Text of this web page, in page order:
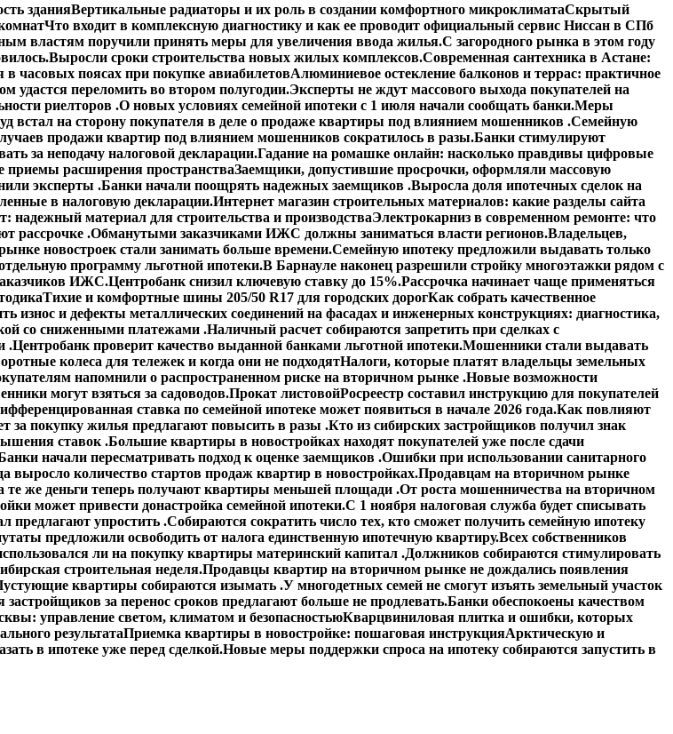
зданияВертикальные радиаторы и их роль в создании комфортного микроклиматаСкрытый
Что входит в комплексную диагностику и как ее проводит официальный сервис Ниссан в СПб
властям поручили принять меры для увеличения ввода жилья.С загородного рынка в этом году
Выросли сроки строительства новых жилых комплексов.Современная сантехника в Астане:
в часовых поясах при покупке авиабилетовАлюминиевое остекление балконов и террас: практичное
удастся переломить во втором полугодии.Эксперты не ждут массового выхода покупателей на
риелторов .О новых условиях семейной ипотеки с 1 июля начали сообщать банки.Меры
встал на сторону покупателя в деле о продаже квартиры под влиянием мошенников .Семейную
продажи квартир под влиянием мошенников сократилось в разы.Банки стимулируют
за неподачу налоговой декларации.Гадание на ромашке онлайн: насколько правдивы цифровые
расширения пространстваЗаемщики, допустившие просрочки, оформляли массовую
эксперты .Банки начали поощрять надежных заемщиков .Выросла доля ипотечных сделок на
в налоговую декларации.Интернет магазин строительных материалов: какие разделы сайта
надежный материал для строительства и производстваЭлектрокарниз в современном ремонте: что
рассрочке .Обманутыми заказчиками ИЖС должны заниматься власти регионов.Владельцев,
новостроек стали занимать больше времени.Семейную ипотеку предложили выдавать только
программу льготной ипотеки.В Барнауле наконец разрешили стройку многоэтажки рядом с
ИЖС.Центробанк снизил ключевую ставку до 15%.Рассрочка начинает чаще применяться
Тихие и комфортные шины 205/50 R17 для городских дорогКак собрать качественное
износ и дефекты металлических соединений на фасадах и инженерных конструкциях: диагностика,
со сниженными платежами .Наличный расчет собираются запретить при сделках с
.Центробанк проверит качество выданной банками льготной ипотеки.Мошенники стали выдавать
колеса для тележек и когда они не подходятНалоги, которые платят владельцы земельных
напомнили о распространенном риске на вторичном рынке .Новые возможности
могут взяться за садоводов.Прокат листовойРосреестр составил инструкцию для покупателей
ставка по семейной ипотеке может появиться в начале 2026 года.Как повлияют
за покупку жилья предлагают повысить в разы .Кто из сибирских застройщиков получил знак
ставок .Большие квартиры в новостройках находят покупателей уже после сдачи
начали пересматривать подход к оценке заемщиков .Ошибки при использовании санитарного
выросло количество стартов продаж квартир в новостройках.Продавцам на вторичном рынке
те же деньги теперь получают квартиры меньшей площади .От роста мошенничества на вторичном
может привести донастройка семейной ипотеки.С 1 ноября налоговая служба будет списывать
предлагают упростить .Собираются сократить число тех, кто сможет получить семейную ипотеку
предложили освободить от налога единственную ипотечную квартиру.Всех собственников
ли на покупку квартиры материнский капитал .Должников собираются стимулировать
строительная неделя.Продавцы квартир на вторичном рынке не дождались появления
квартиры собираются изымать .У многодетных семей не смогут изъять земельный участок
за перенос сроков предлагают больше не продлевать.Банки обеспокоены качеством
управление светом, климатом и безопасностьюКварцвиниловая плитка и ошибки, которых
результатаПриемка квартиры в новостройке: пошаговая инструкцияАрктическую и
в ипотеке уже перед сделкой.Новые меры поддержки спроса на ипотеку собираются запустить в